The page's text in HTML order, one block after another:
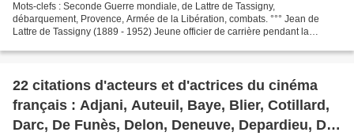
Mots-clefs : Seconde Guerre mondiale, de Lattre de Tassigny,
débarquement, Provence, Armée de la Libération, combats. °°° Jean de
Lattre de Tassigny (1889 - 1952) Jeune officier de carrière pendant la
22 citations d'acteurs et d'actrices du cinéma
français : Adjani, Auteuil, Baye, Blier, Cotillard,
Darc, De Funès, Delon, Deneuve, Depardieu, De